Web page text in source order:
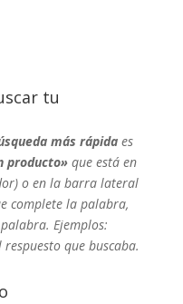
tu
más rápida es
producto»que está en
o en la barra lateral
complete la palabra,
Ejemplos:
que buscaba.